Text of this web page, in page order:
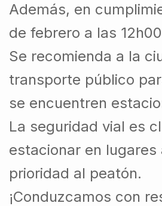
Además, en
de febrero a las
Se recomienda a la
transporte público
se encuentren
La seguridad vial es
estacionar en
prioridad al peatón.
¡Conduzcamos con